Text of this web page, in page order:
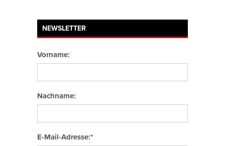
NEWSLETTER
Vorname:
Nachname:
E-Mail-Adresse:*